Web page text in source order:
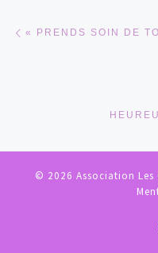
© 2026 Association Les